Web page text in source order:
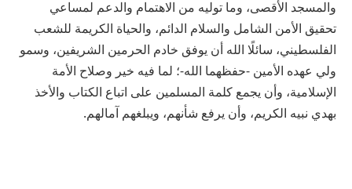
والمسجد الأقصى، وما توليه من الاهتمام والدعم لمساعي
تحقيق الأمن الشامل والسلام الدائم، والحياة الكريمة للشعب
الفلسطيني، سائلًا الله أن يوفق خادم الحرمين الشريفين، وسمو
ولي عهده الأمين -حفظهما الله-؛ لما فيه خير وصلاح الأمة
الإسلامية، وأن يجمع كلمة المسلمين على اتباع الكتاب والأخذ
بهدي نبيه الكريم، وأن يرفع شأنهم، ويبلغهم آمالهم.